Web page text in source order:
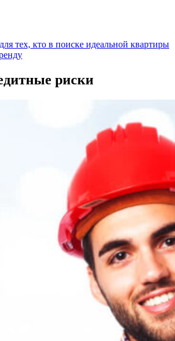
тех, кто в поиске идеальной квартиры
риски